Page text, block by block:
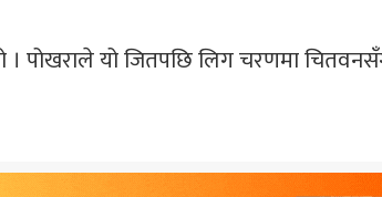
। पोखराले यो जितपछि लिग चरणमा